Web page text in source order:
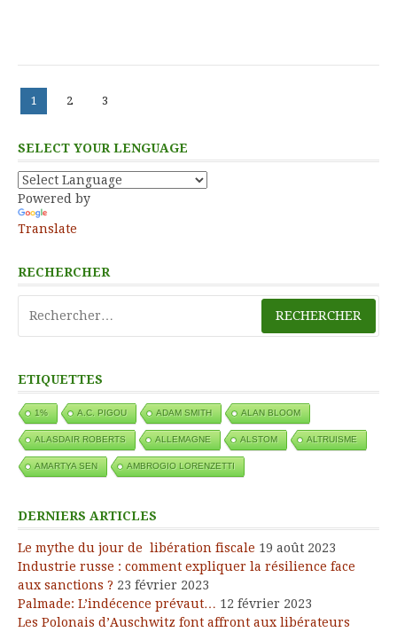
Pagination
des
publications
Page
1 Page
2 Page
3
SELECT YOUR LENGUAGE
Powered by
Translate
RECHERCHER
ETIQUETTES
1% A.C. PIGOU ADAM SMITH ALAN BLOOM
ALASDAIR ROBERTS ALLEMAGNE ALSTOM ALTRUISME
AMARTYA SEN AMBROGIO LORENZETTI
DERNIERS ARTICLES
Le mythe du jour de libération fiscale 19 août 2023
Industrie russe : comment expliquer la résilience face
aux sanctions ? 23 février 2023
Palmade: L’indécence prévaut… 12 février 2023
Les Polonais d’Auschwitz font affront aux libérateurs